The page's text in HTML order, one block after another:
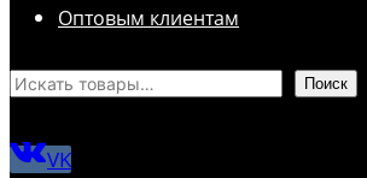
Оптовым клиентам
Поиск
VK